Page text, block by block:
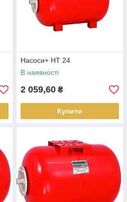
Насоси+ HT 24
В наявності
2 059,60 ₴
Купити